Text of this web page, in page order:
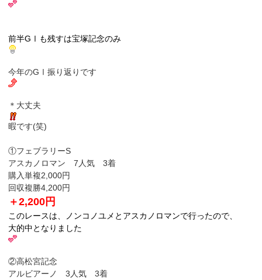
前半GⅠも残すは宝塚記念のみ
今年のGⅠ振り返りです
＊大丈夫
暇です(笑)
①フェブラリーS
アスカノロマン 7人気 3着
購入単複2,000円
回収複勝4,200円
＋2,200円
このレースは、ノンコノユメとアスカノロマンで行ったので、
大的中となりました
②高松宮記念
アルビアーノ 3人気 3着